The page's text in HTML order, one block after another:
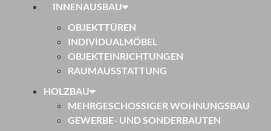
INNENAUSBAU
OBJEKTTÜREN
INDIVIDUALMÖBEL
OBJEKTEINRICHTUNGEN
RAUMAUSSTATTUNG
HOLZBAU
MEHRGESCHOSSIGER WOHNUNGSBAU
GEWERBE- UND SONDERBAUTEN